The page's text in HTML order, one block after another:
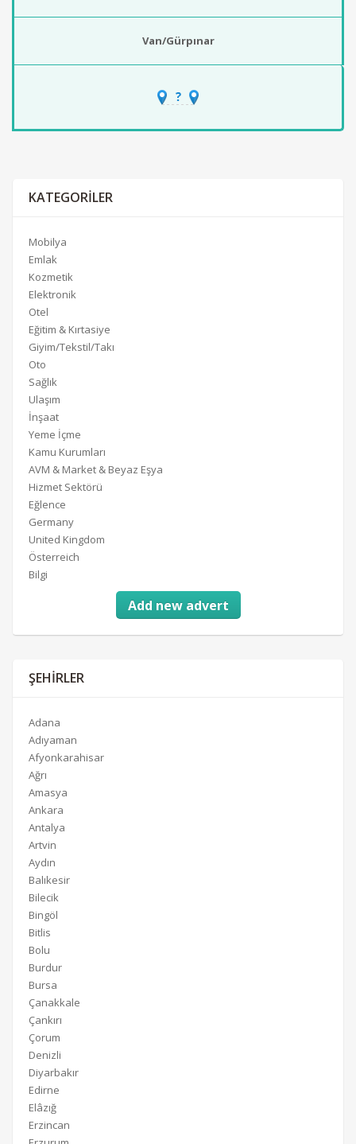
Van/Gürpınar
KATEGORILER
Mobilya
Emlak
Kozmetik
Elektronik
Otel
Eğitim & Kırtasiye
Giyim/Tekstil/Takı
Oto
Sağlık
Ulaşım
İnşaat
Yeme İçme
Kamu Kurumları
AVM & Market & Beyaz Eşya
Hizmet Sektörü
Eğlence
Germany
United Kingdom
Österreich
Bilgi
Add new advert
ŞEHIRLER
Adana
Adıyaman
Afyonkarahisar
Ağrı
Amasya
Ankara
Antalya
Artvin
Aydın
Balıkesir
Bilecik
Bingöl
Bitlis
Bolu
Burdur
Bursa
Çanakkale
Çankırı
Çorum
Denizli
Diyarbakır
Edirne
Elâzığ
Erzincan